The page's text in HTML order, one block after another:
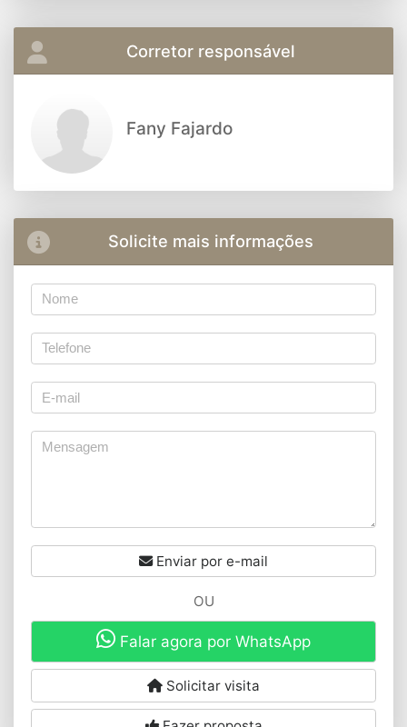
Corretor responsável
Fany Fajardo
Solicite mais informações
Enviar por e-mail
OU
Falar agora por WhatsApp
Solicitar visita